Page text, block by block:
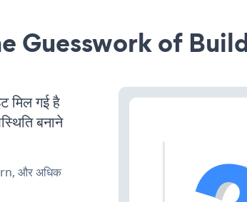
Guesswork of
मिल गई है
बनाने
और अधिक